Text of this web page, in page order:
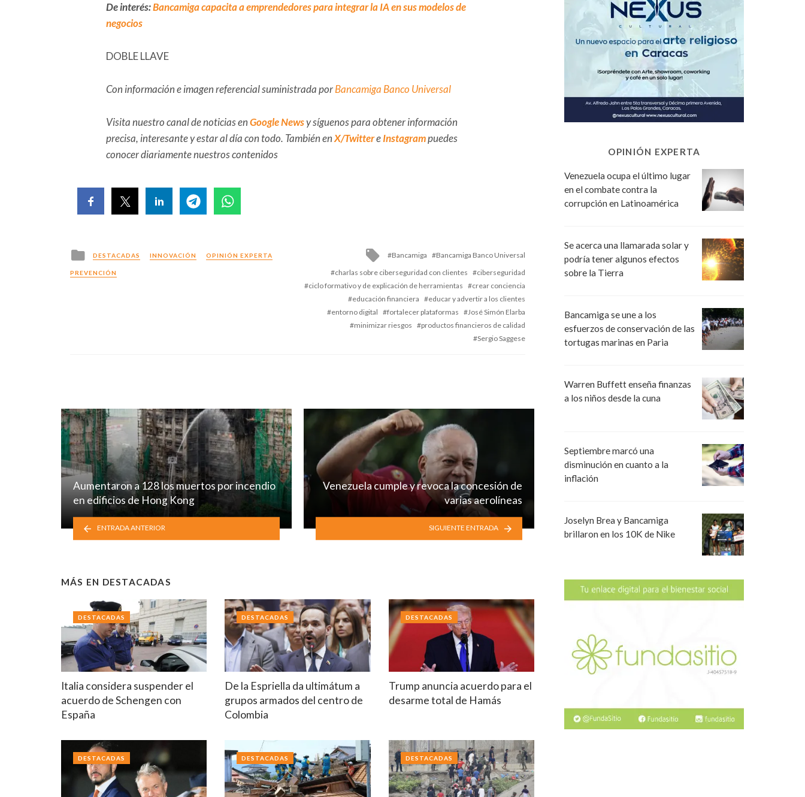
De interés:Bancamiga capacita a emprendedores para integrar la IA en sus modelos de
negocios
DOBLE LLAVE
Con información e imagen referencial suministrada porBancamiga Banco Universal
Visita nuestro canal de noticias enGoogle Newsy síguenos para obtener información
precisa, interesante y estar al día con todo. También enX/TwittereInstagrampuedes
conocer diariamente nuestros contenidos
Posted
in
DESTACADAS INNOVACIÓN OPINIÓN EXPERTA
PREVENCIÓN
Tagged
Bancamiga
Bancamiga Banco Universal
charlas sobre ciberseguridad con clientes
ciberseguridad
ciclo formativo y de explicación de herramientas
crear conciencia
educación financiera
educar y advertir a los clientes
entorno digital
fortalecer plataformas
José Simón Elarba
minimizar riesgos
productos financieros de calidad
Sergio Saggese
Aumentaron a 128 los muertos por incendio
en edificios de Hong Kong
ENTRADA ANTERIOR
Venezuela cumple y revoca la concesión de
varias aerolíneas
SIGUIENTE ENTRADA
MÁS EN DESTACADAS
Italia considera suspender el
acuerdo de Schengen con
España
DESTACADAS
De la Espriella da ultimátum a
grupos armados del centro de
Colombia
DESTACADAS
Trump anuncia acuerdo para el
desarme total de Hamás
DESTACADAS
DESTACADAS DESTACADAS DESTACADAS
OPINIÓN EXPERTA
Venezuela ocupa el último lugar
en el combate contra la
corrupción en Latinoamérica
Se acerca una llamarada solar y
podría tener algunos efectos
sobre la Tierra
Bancamiga se une a los
esfuerzos de conservación de las
tortugas marinas en Paria
Warren Buffett enseña finanzas
a los niños desde la cuna
Septiembre marcó una
disminución en cuanto a la
inflación
Joselyn Brea y Bancamiga
brillaron en los 10K de Nike